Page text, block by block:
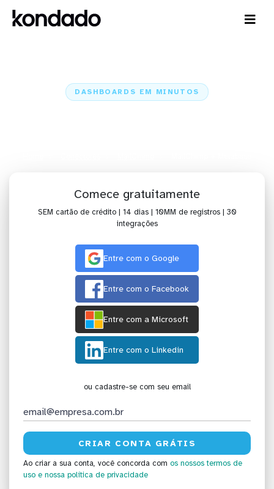
DASHBOARDS EM MINUTOS
Comece gratuitamente
SEM cartão de crédito | 14 dias | 10MM de registros | 30
integrações
Entre com o Google
Entre com o Facebook
Entre com a Microsoft
Entre com o Linkedin
ou cadastre-se com seu email
Ao criar a sua conta, você concorda com os nossos termos de
uso e nossa política de privacidade